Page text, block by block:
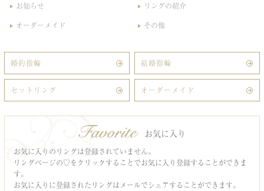
お知らせ
リングの紹介
オーダーメイド
その他
婚約指輪 結婚指輪
セットリング オーダーメイド
お気に入り
お気に入りのリングは登録されていません。
リングページの♡をクリックすることでお気に入り登録することができま
す。
お気に入りに登録されたリングはメールでシェアすることができます。